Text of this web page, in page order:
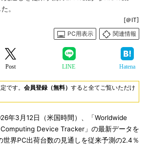
。
[＠IT]
PC用表示
関連情報
Post LINE Hatena
です。 会員登録（無料） すると全てご覧いただけ
年3月12日（米国時間）、「Worldwide
Device Tracker」の最新データを
世界PC出荷台数の見通しを従来予測の2.4％